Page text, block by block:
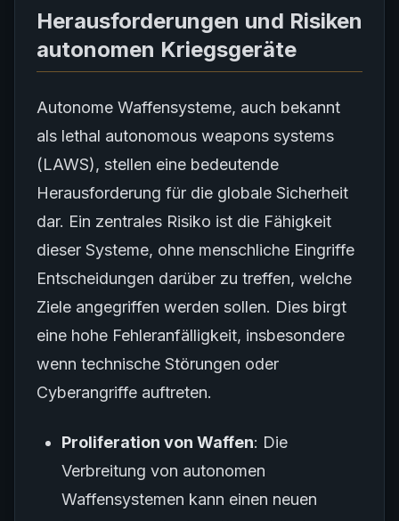
Herausforderungen und Risiken
autonomen Kriegsgeräte
Autonome Waffensysteme, auch bekannt
als lethal autonomous weapons systems
(LAWS), stellen eine bedeutende
Herausforderung für die globale Sicherheit
dar. Ein zentrales Risiko ist die Fähigkeit
dieser Systeme, ohne menschliche Eingriffe
Entscheidungen darüber zu treffen, welche
Ziele angegriffen werden sollen. Dies birgt
eine hohe Fehleranfälligkeit, insbesondere
wenn technische Störungen oder
Cyberangriffe auftreten.
Proliferation von Waffen: Die
Verbreitung von autonomen
Waffensystemen kann einen neuen